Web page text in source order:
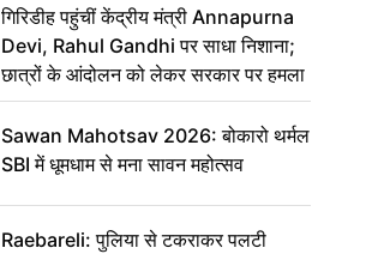
गिरिडीह पहुंचीं केंद्रीय मंत्री Annapurna
Devi, Rahul Gandhi पर साधा निशाना;
छात्रों के आंदोलन को लेकर सरकार पर हमला
Sawan Mahotsav 2026: बोकारो थर्मल
SBI में धूमधाम से मना सावन महोत्सव
Raebareli: पुलिया से टकराकर पलटी